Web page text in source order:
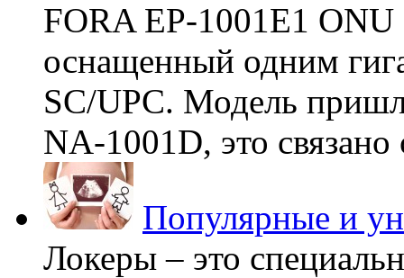
FORA EP-1001E1 ONU
оснащенный одним
SC/UPC. Модель
NA-1001D, это связано
Популярные и
Локеры – это